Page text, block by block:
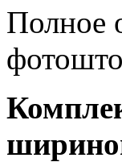
Полное